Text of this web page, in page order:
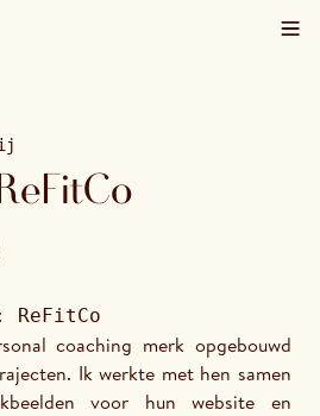
ReFitCo
Ik werkte met hen samen
voor hun website en